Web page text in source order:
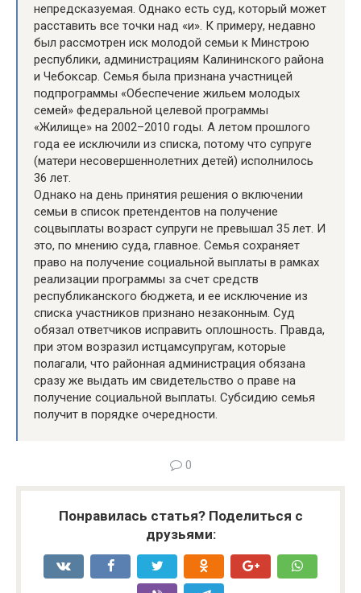
непредсказуемая. Однако есть суд, который может
расставить все точки над «и». К примеру, недавно
был рассмотрен иск молодой семьи к Минстрою
республики, администрациям Калининского района
и Чебоксар. Семья была признана участницей
подпрограммы «Обеспечение жильем молодых
семей» федеральной целевой программы
«Жилище» на 2002–2010 годы. А летом прошлого
года ее исключили из списка, потому что супруге
(матери несовершеннолетних детей) исполнилось
36 лет.
Однако на день принятия решения о включении
семьи в список претендентов на получение
соцвыплаты возраст супруги не превышал 35 лет. И
это, по мнению суда, главное. Семья сохраняет
право на получение социальной выплаты в рамках
реализации программы за счет средств
республиканского бюджета, и ее исключение из
списка участников признано незаконным. Суд
обязал ответчиков исправить оплошность. Правда,
при этом возразил истцам­супругам, которые
полагали, что районная администрация обязана
сразу же выдать им свидетельство о праве на
получение социальной выплаты. Субсидию семья
получит в порядке очередности.
0
Понравилась статья? Поделиться с
друзьями: